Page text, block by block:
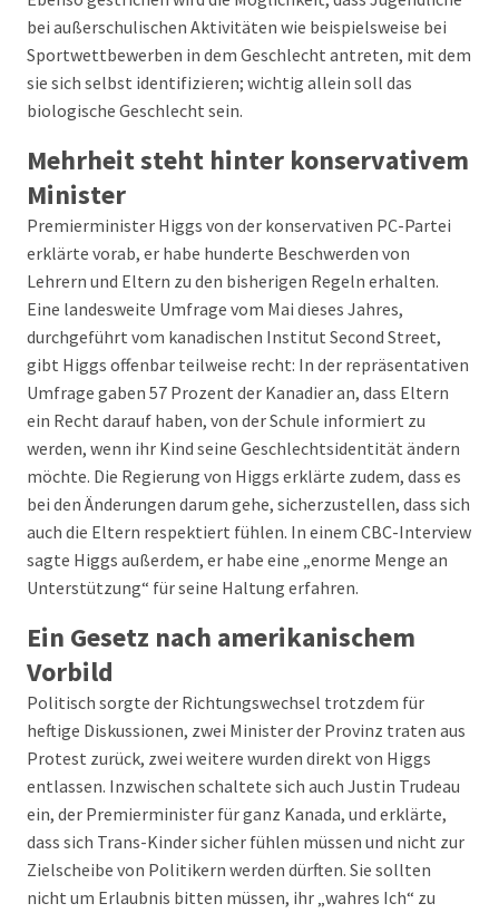
bei außerschulischen Aktivitäten wie beispielsweise bei
Sportwettbewerben in dem Geschlecht antreten, mit dem
sie sich selbst identifizieren; wichtig allein soll das
biologische Geschlecht sein.
Mehrheit steht hinter konservativem
Minister
Premierminister Higgs von der konservativen PC-Partei
erklärte vorab, er habe hunderte Beschwerden von
Lehrern und Eltern zu den bisherigen Regeln erhalten.
Eine landesweite Umfrage vom Mai dieses Jahres,
durchgeführt vom kanadischen Institut Second Street,
gibt Higgs offenbar teilweise recht: In der repräsentativen
Umfrage gaben 57 Prozent der Kanadier an, dass Eltern
ein Recht darauf haben, von der Schule informiert zu
werden, wenn ihr Kind seine Geschlechtsidentität ändern
möchte. Die Regierung von Higgs erklärte zudem, dass es
bei den Änderungen darum gehe, sicherzustellen, dass sich
auch die Eltern respektiert fühlen. In einem CBC-Interview
sagte Higgs außerdem, er habe eine „enorme Menge an
Unterstützung“ für seine Haltung erfahren.
Ein Gesetz nach amerikanischem
Vorbild
Politisch sorgte der Richtungswechsel trotzdem für
heftige Diskussionen, zwei Minister der Provinz traten aus
Protest zurück, zwei weitere wurden direkt von Higgs
entlassen. Inzwischen schaltete sich auch Justin Trudeau
ein, der Premierminister für ganz Kanada, und erklärte,
dass sich Trans-Kinder sicher fühlen müssen und nicht zur
Zielscheibe von Politikern werden dürften. Sie sollten
nicht um Erlaubnis bitten müssen, ihr „wahres Ich“ zu